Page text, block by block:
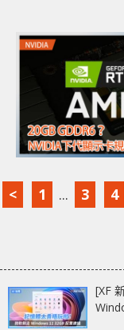
< 1 ... 3 4
[XF